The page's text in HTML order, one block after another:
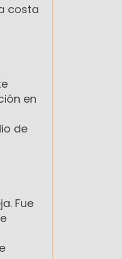
costa
en
de
Fue